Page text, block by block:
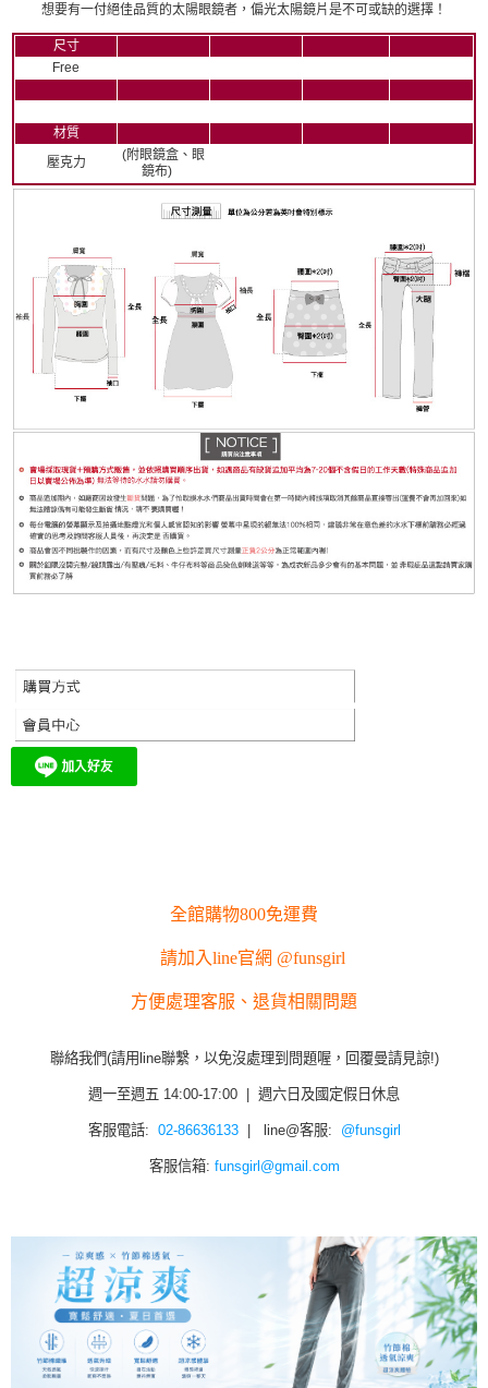
想要有一付絕佳品質的太陽眼鏡者，偏光太陽鏡片是不可或缺的選擇！
尺寸
Free
材質
壓克力
(附眼鏡盒、眼
鏡布)
全館購物800免運費
請加入line官網 @funsgirl
方便處理客服、退貨相關問題
聯絡我們(請用line聯繫，以免沒處理到問題喔，回覆曼請見諒!)
週一至週五 14:00-17:00 | 週六日及國定假日休息
客服電話: 02-86636133| line@客服: @funsgirl
客服信箱: funsgirl@gmail.com